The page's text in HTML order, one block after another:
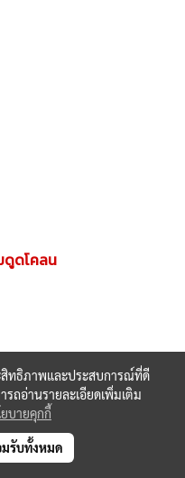
ดโคลน
สิทธิภาพและประสบการณ์ที่ดี
รถอ่านรายละเอียดเพิ่มเติม
บายคุกกี้
รับทั้งหมด